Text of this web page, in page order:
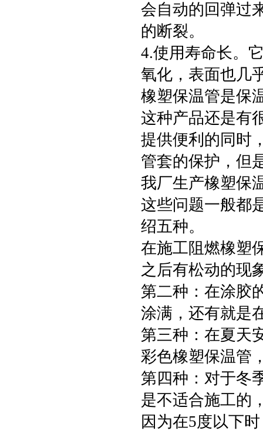
会自动的回弹过
的断裂。
4.使用寿命长。
氧化，表面也几
橡塑保温管是保
这种产品还是有
提供便利的同时
管套的保护，但
我厂生产橡塑保
这些问题一般都
绍五种。
在施工阻燃橡塑
之后有松动的现
第二种：在涂胶
涂满，还有就是
第三种：在夏天
彩色橡塑保温管
第四种：对于冬
是不适合施工的
因为在5度以下